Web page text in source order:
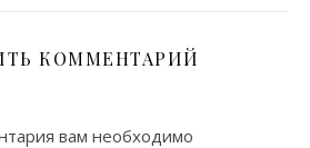
КОММЕНТАРИЙ
вам необходимо